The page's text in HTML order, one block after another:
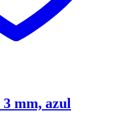
mm, azul